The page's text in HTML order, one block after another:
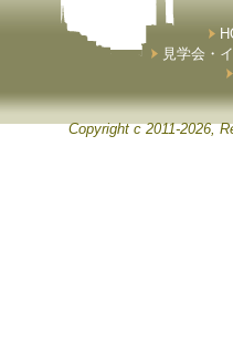
見学会・
Copyright c 2011-2026,